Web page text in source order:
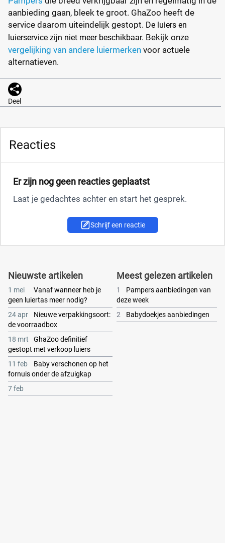
aanbieding gaan, bleek te groot. GhaZoo heeft de
service daarom uiteindelijk gestopt. De luiers en
luierservice zijn niet meer beschikbaar. Bekijk onze
vergelijking van andere luiermerken voor actuele
alternatieven.
Deel
Reacties
Er zijn nog geen reacties geplaatst
Laat je gedachtes achter en start het gesprek.
Schrijf een reactie
Nieuwste artikelen
1 mei
Vanaf wanneer heb je
geen luiertas meer nodig?
24 apr
Nieuwe verpakkingsoort:
de voorraadbox
18 mrt
GhaZoo definitief
gestopt met verkoop luiers
11 feb
Baby verschonen op het
fornuis onder de afzuigkap
7 feb
Meest gelezen artikelen
1
Pampers aanbiedingen van
deze week
2
Babydoekjes aanbiedingen